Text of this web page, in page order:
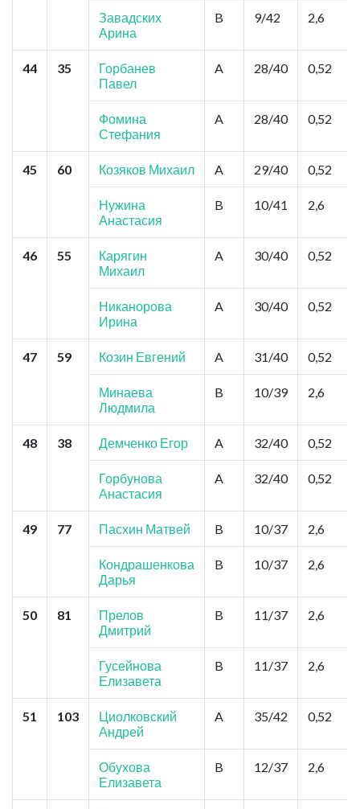
Завадских
Арина
B 9/42 2,6
44 35
Горбанев
Павел
A 28/40 0,52
Фомина
Стефания
A 28/40 0,52
45 60 Козяков Михаил A 29/40 0,52
Нужина
Анастасия
B 10/41 2,6
46 55
Карягин
Михаил
A 30/40 0,52
Никанорова
Ирина
A 30/40 0,52
47 59 Козин Евгений A 31/40 0,52
Минаева
Людмила
B 10/39 2,6
48 38 Демченко Егор A 32/40 0,52
Горбунова
Анастасия
A 32/40 0,52
49 77 Пасхин Матвей B 10/37 2,6
Кондрашенкова
Дарья
B 10/37 2,6
50 81
Прелов
Дмитрий
B 11/37 2,6
Гусейнова
Елизавета
B 11/37 2,6
51 103
Циолковский
Андрей
A 35/42 0,52
Обухова
Елизавета
B 12/37 2,6